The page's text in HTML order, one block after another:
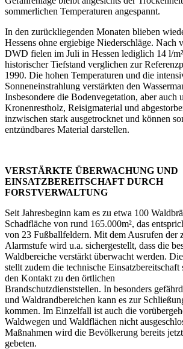
sommerlichen Temperaturen angespannt.
In den zurückliegenden Monaten blieben
Hessens ohne ergiebige Niederschläge. Nach
DWD fielen im Juli in Hessen lediglich 14 l/
historischer Tiefstand verglichen zur
1990. Die hohen Temperaturen und die
Sonneneinstrahlung verstärkten den
Insbesondere die Bodenvegetation, aber auch
Kronenrestholz, Reisigmaterial und
inzwischen stark ausgetrocknet und können
entzündbares Material darstellen.
VERSTÄRKTE ÜBERWACHUNG UND
EINSATZBEREITSCHAFT DURCH
FORSTVERWALTUNG
Seit Jahresbeginn kam es zu etwa 100
Schadfläche von rund 165.000m², das
von 23 Fußballfeldern. Mit dem Ausrufen der
Alarmstufe wird u.a. sichergestellt, dass die
Waldbereiche verstärkt überwacht werden.
stellt zudem die technische
den Kontakt zu den örtlichen
Brandschutzdienststellen. In besonders
und Waldrandbereichen kann es zur
kommen. Im Einzelfall ist auch die
Waldwegen und Waldflächen nicht
Maßnahmen wird die Bevölkerung bereits
gebeten.